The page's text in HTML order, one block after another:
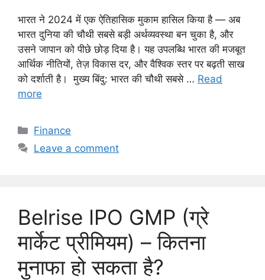
भारत ने 2024 में एक ऐतिहासिक मुकाम हासिल किया है — अब
भारत दुनिया की चौथी सबसे बड़ी अर्थव्यवस्था बन चुका है, और
उसने जापान को पीछे छोड़ दिया है। यह उपलब्धि भारत की मजबूत
आर्थिक नीतियों, तेज़ विकास दर, और वैश्विक स्तर पर बढ़ती साख
को दर्शाती है। मुख्य बिंदु: भारत की चौथी सबसे … Read
more
C
a
r
i
e
s
Finance
Leave a comment
Belrise IPO GMP (ग्रे
मार्केट प्रीमियम) – कितना
मुनाफा हो सकता है?